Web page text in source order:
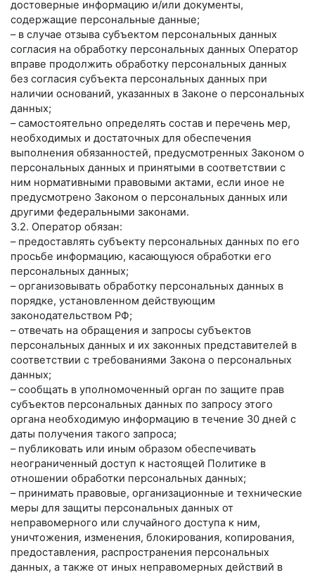
достоверные информацию и/или документы,
содержащие персональные данные;
– в случае отзыва субъектом персональных данных
согласия на обработку персональных данных Оператор
вправе продолжить обработку персональных данных
без согласия субъекта персональных данных при
наличии оснований, указанных в Законе о персональных
данных;
– самостоятельно определять состав и перечень мер,
необходимых и достаточных для обеспечения
выполнения обязанностей, предусмотренных Законом о
персональных данных и принятыми в соответствии с
ним нормативными правовыми актами, если иное не
предусмотрено Законом о персональных данных или
другими федеральными законами.
3.2. Оператор обязан:
– предоставлять субъекту персональных данных по его
просьбе информацию, касающуюся обработки его
персональных данных;
– организовывать обработку персональных данных в
порядке, установленном действующим
законодательством РФ;
– отвечать на обращения и запросы субъектов
персональных данных и их законных представителей в
соответствии с требованиями Закона о персональных
данных;
– сообщать в уполномоченный орган по защите прав
субъектов персональных данных по запросу этого
органа необходимую информацию в течение 30 дней с
даты получения такого запроса;
– публиковать или иным образом обеспечивать
неограниченный доступ к настоящей Политике в
отношении обработки персональных данных;
– принимать правовые, организационные и технические
меры для защиты персональных данных от
неправомерного или случайного доступа к ним,
уничтожения, изменения, блокирования, копирования,
предоставления, распространения персональных
данных, а также от иных неправомерных действий в